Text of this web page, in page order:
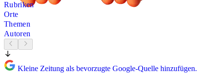
Rubriken
Orte
Themen
Autoren
Kleine Zeitung als bevorzugte Google-Quelle hinzufügen.